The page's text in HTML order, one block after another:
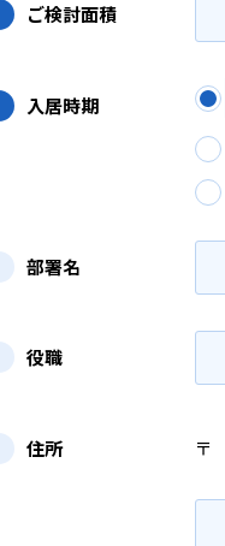
ご検討面積
入居時期
部署名
役職
住所 〒